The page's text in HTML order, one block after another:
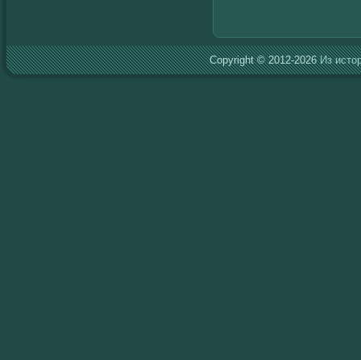
Copyright © 2012-2026Из